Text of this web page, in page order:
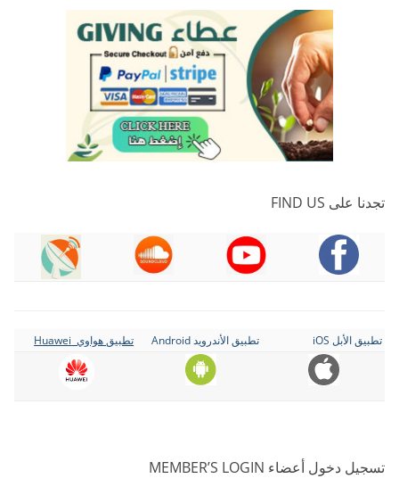
تجدنا على FIND US
تطبيق الأبل iOS تطبيق الأندرويد Android تطبيق هواوي Huawei
تسجيل دخول أعضاء MEMBER’S LOGIN